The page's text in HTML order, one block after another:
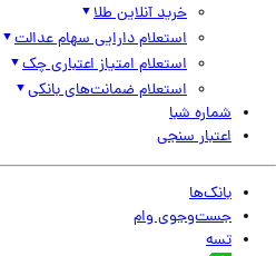
خرید آنلاین طلا
استعلام دارایی سهام عدالت
استعلام امتیاز اعتباری چک
استعلام ضمانت‌های بانکی
شماره شبا
اعتبار سنجی
بانک‌ها
جست‌وجوی وام
تسه